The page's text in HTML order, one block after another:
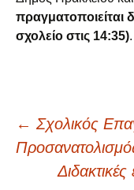
σχολείο στις 14:35).
← Σχολικός